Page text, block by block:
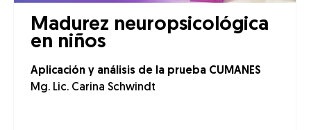
Madurez neuropsicológica
en niños
Aplicación y análisis de la prueba CUMANES
Mg. Lic. Carina Schwindt